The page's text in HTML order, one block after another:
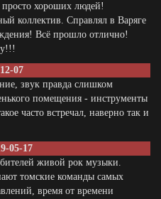
хороших людей!
коллектив. Справлял в Варяге
Всё прошло отлично!
07
звук правда слишком
помещения - инструменты
часто встречал, наверно так и
05-17
живой рок музыки.
томские команды самых
время от времени